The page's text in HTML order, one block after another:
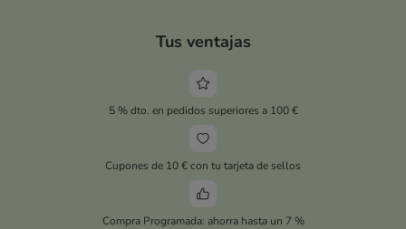
Tus ventajas
5 % dto. en pedidos superiores a 100 €
Cupones de 10 € con tu tarjeta de sellos
Compra Programada: ahorra hasta un 7 %